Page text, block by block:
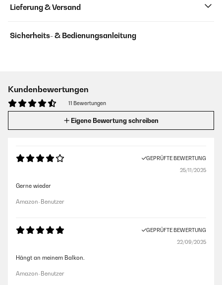
Lieferung & Versand
Sicherheits- & Bedienungsanleitung
Kundenbewertungen
11 Bewertungen
Eigene Bewertung schreiben
GEPRÜFTE BEWERTUNG
25/11/2025
Gerne wieder
Amazon-Benutzer
GEPRÜFTE BEWERTUNG
22/09/2025
Hängt an meinem Balkon.
Amazon-Benutzer